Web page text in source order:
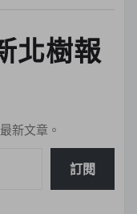
北樹報
新文章。
訂閱